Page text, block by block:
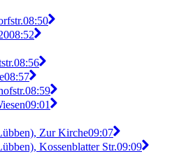
08:50
08:52
08:56
08:57
08:59
09:01
Zur Kirche09:07
Kossenblatter Str.09:09